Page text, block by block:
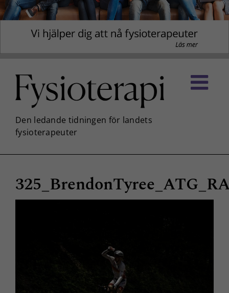
innehållet